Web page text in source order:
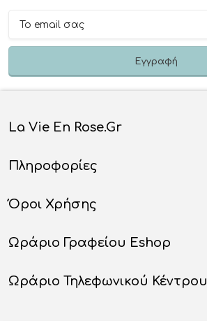
La Vie En Rose.gr
Πληροφορίες
Όροι Χρήσης
Ωράριο Γραφείου Eshop
Ωράριο Τηλεφωνικού Κέντρου